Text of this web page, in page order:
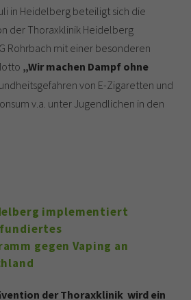
in Heidelberg beteiligt sich die
der Thoraxklinik Heidelberg
Rohrbach mit einer besonderen
„Wir machen Dampf ohne
von E-Zigaretten und
v.a. unter Jugendlichen in den
implementiert
gegen Vaping an
der Thoraxklinik wird ein